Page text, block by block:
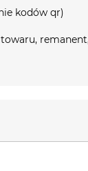
kodów qr)